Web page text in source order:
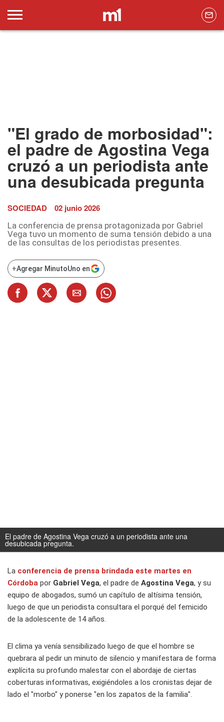
"El grado de morbosidad":
el padre de Agostina Vega
cruzó a un periodista ante
una desubicada pregunta
SOCIEDAD 02 junio 2026
La conferencia de prensa protagonizada por Gabriel
Vega tuvo un momento de suma tensión debido a una
de las consultas de los periodistas presentes.
+Agregar MinutoUno en
El padre de Agostina Vega cruzó a un periodista ante una
desubicada pregunta.
La conferencia de prensa brindada este martes en
Córdoba por Gabriel Vega, el padre de Agostina Vega, y su
equipo de abogados, sumó un capítulo de altísima tensión,
luego de que un periodista consultara el porqué del femicido
de la adolescente de 14 años.
El clima ya venía sensibilizado luego de que el hombre se
quebrara al pedir un minuto de silencio y manifestara de forma
explícita su profundo malestar con el abordaje de ciertas
coberturas informativas, exigiéndoles a los cronistas dejar de
lado el "morbo" y ponerse "en los zapatos de la familia".